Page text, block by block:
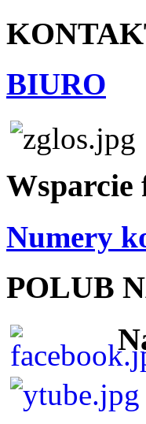
BIURO
Wsparcie
Numery
POLUB